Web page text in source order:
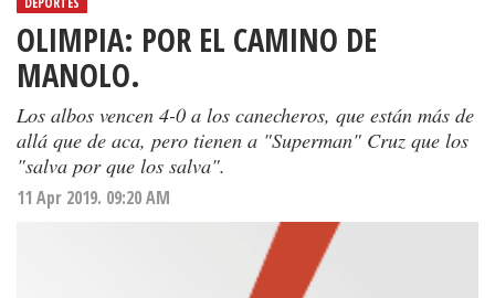
OLIMPIA: POR EL CAMINO DE
MANOLO.
Los albos vencen 4-0 a los canecheros, que están más de
allá que de aca, pero tienen a "Superman" Cruz que los
"salva por que los salva".
11 Apr 2019. 09:20 AM